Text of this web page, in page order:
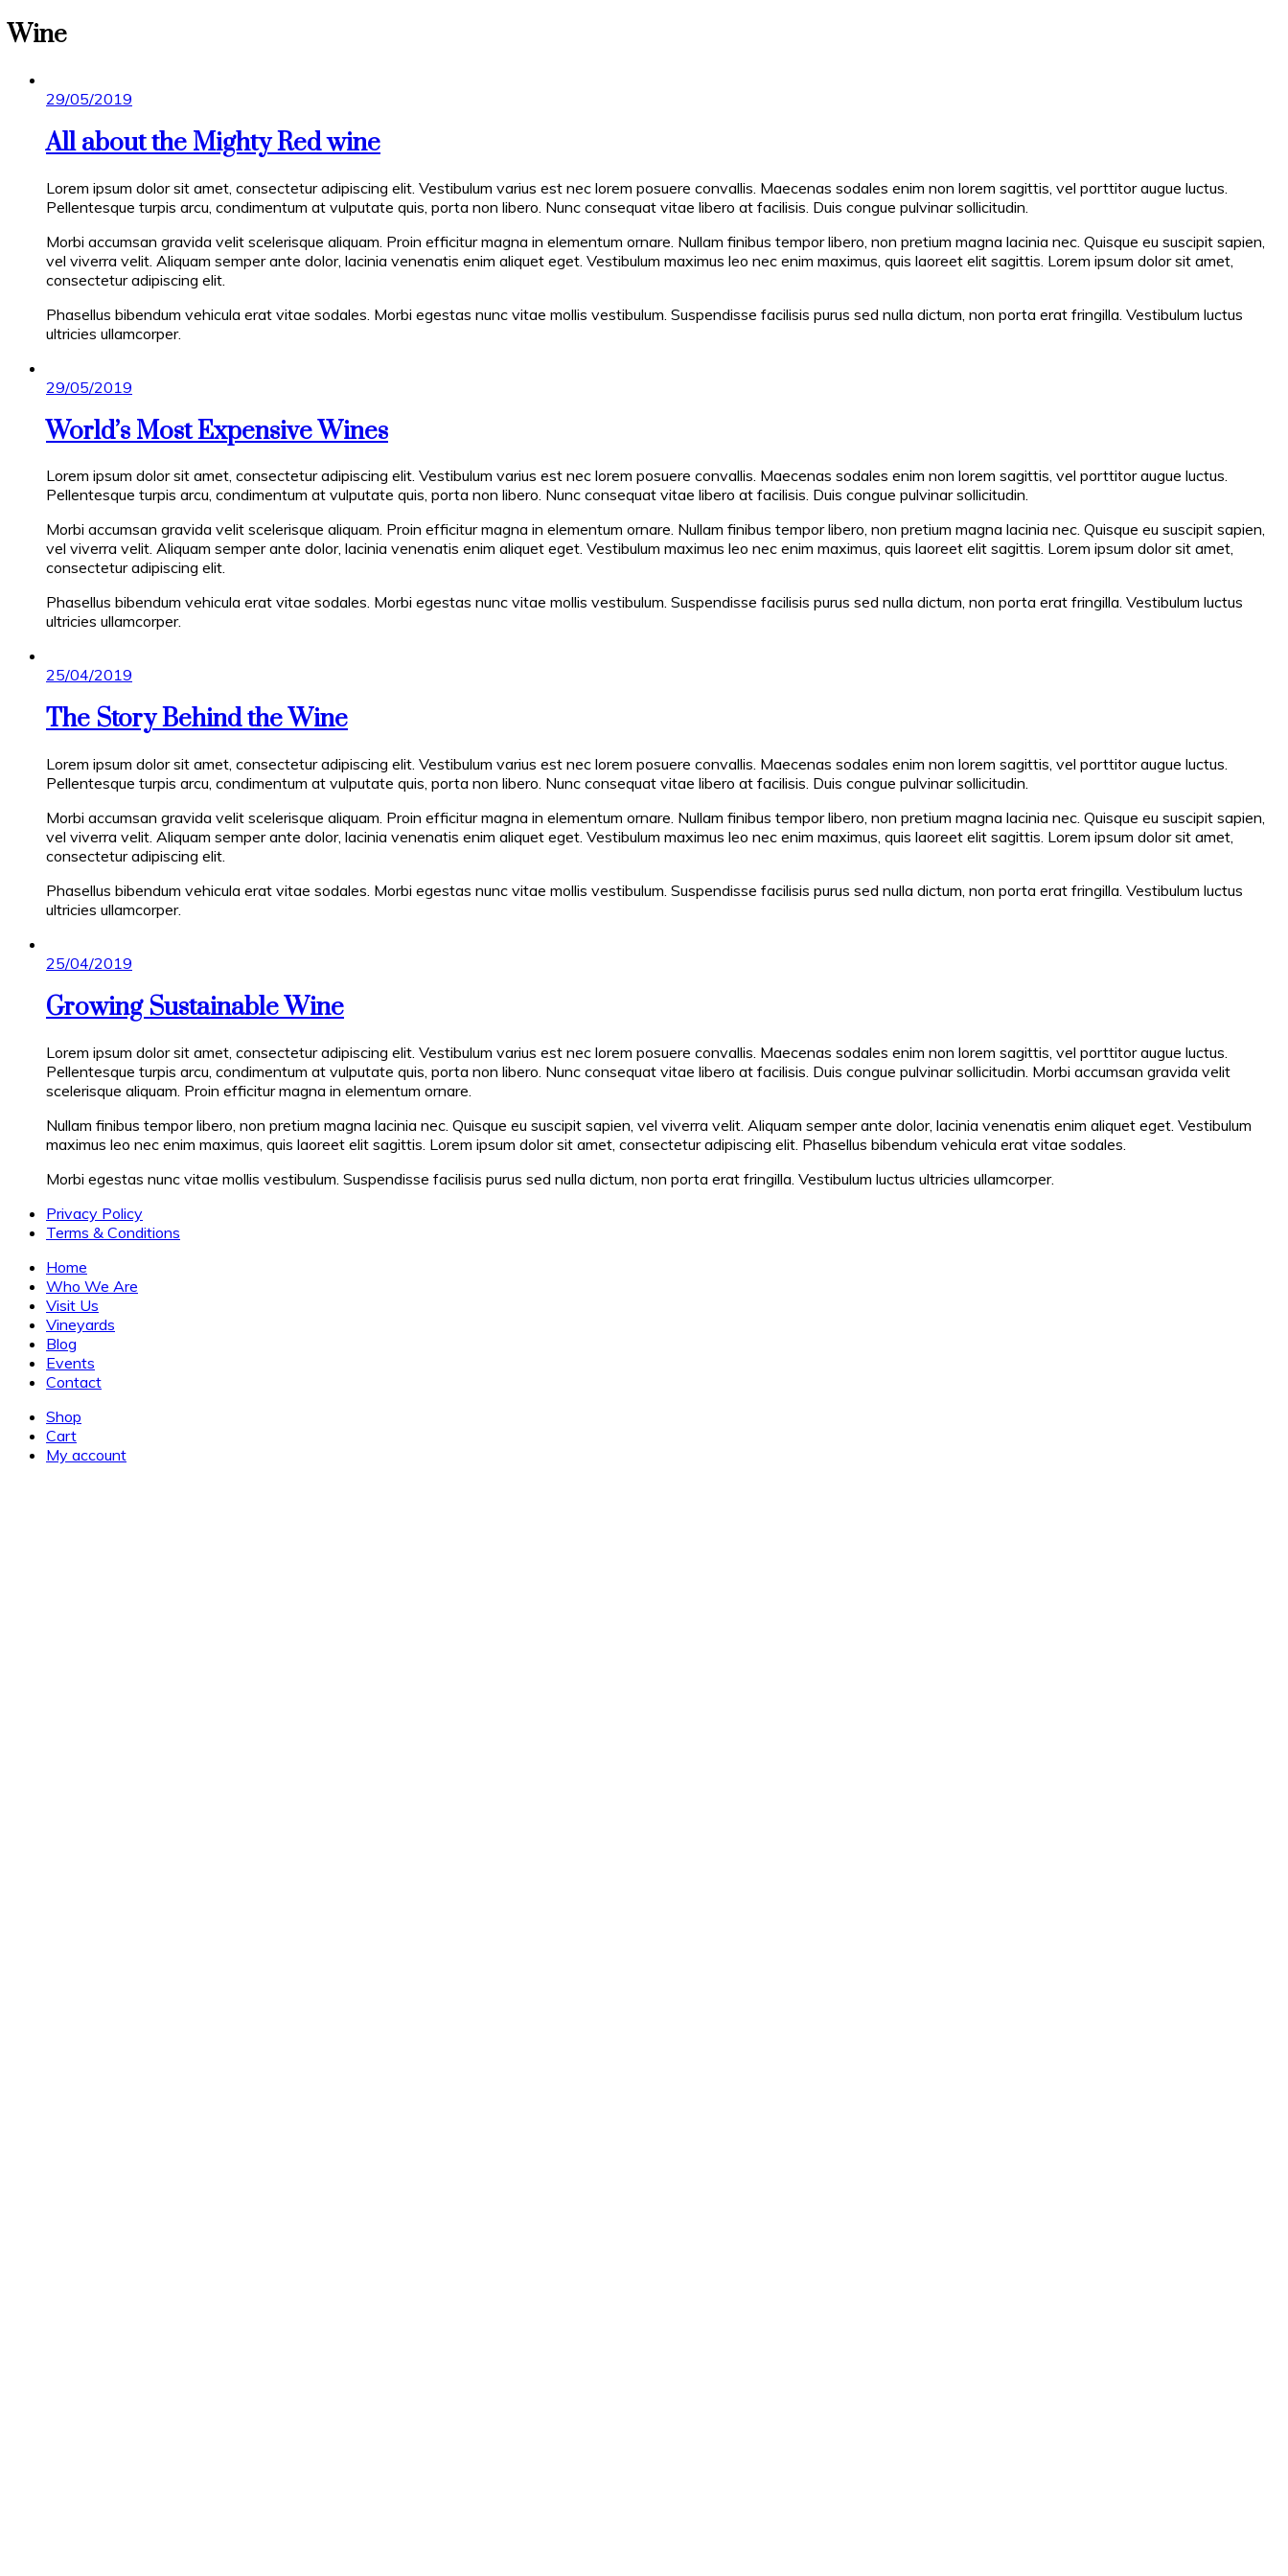
Wine
Posted
29/05/2019
All about the Mighty Red wine
Lorem ipsum dolor sit amet, consectetur adipiscing elit. Vestibulum varius est nec lorem posuere convallis. Maecenas sodales enim non lorem sagittis, vel porttitor augue luctus.
Pellentesque turpis arcu, condimentum at vulputate quis, porta non libero. Nunc consequat vitae libero at facilisis. Duis congue pulvinar sollicitudin.
Morbi accumsan gravida velit scelerisque aliquam. Proin efficitur magna in elementum ornare. Nullam finibus tempor libero, non pretium magna lacinia nec. Quisque eu suscipit sapien,
vel viverra velit. Aliquam semper ante dolor, lacinia venenatis enim aliquet eget. Vestibulum maximus leo nec enim maximus, quis laoreet elit sagittis. Lorem ipsum dolor sit amet,
consectetur adipiscing elit.
Phasellus bibendum vehicula erat vitae sodales. Morbi egestas nunc vitae mollis vestibulum. Suspendisse facilisis purus sed nulla dictum, non porta erat fringilla. Vestibulum luctus
ultricies ullamcorper.
Posted
29/05/2019
World’s Most Expensive Wines
Lorem ipsum dolor sit amet, consectetur adipiscing elit. Vestibulum varius est nec lorem posuere convallis. Maecenas sodales enim non lorem sagittis, vel porttitor augue luctus.
Pellentesque turpis arcu, condimentum at vulputate quis, porta non libero. Nunc consequat vitae libero at facilisis. Duis congue pulvinar sollicitudin.
Morbi accumsan gravida velit scelerisque aliquam. Proin efficitur magna in elementum ornare. Nullam finibus tempor libero, non pretium magna lacinia nec. Quisque eu suscipit sapien,
vel viverra velit. Aliquam semper ante dolor, lacinia venenatis enim aliquet eget. Vestibulum maximus leo nec enim maximus, quis laoreet elit sagittis. Lorem ipsum dolor sit amet,
consectetur adipiscing elit.
Phasellus bibendum vehicula erat vitae sodales. Morbi egestas nunc vitae mollis vestibulum. Suspendisse facilisis purus sed nulla dictum, non porta erat fringilla. Vestibulum luctus
ultricies ullamcorper.
Posted
25/04/2019
The Story Behind the Wine
Lorem ipsum dolor sit amet, consectetur adipiscing elit. Vestibulum varius est nec lorem posuere convallis. Maecenas sodales enim non lorem sagittis, vel porttitor augue luctus.
Pellentesque turpis arcu, condimentum at vulputate quis, porta non libero. Nunc consequat vitae libero at facilisis. Duis congue pulvinar sollicitudin.
Morbi accumsan gravida velit scelerisque aliquam. Proin efficitur magna in elementum ornare. Nullam finibus tempor libero, non pretium magna lacinia nec. Quisque eu suscipit sapien,
vel viverra velit. Aliquam semper ante dolor, lacinia venenatis enim aliquet eget. Vestibulum maximus leo nec enim maximus, quis laoreet elit sagittis. Lorem ipsum dolor sit amet,
consectetur adipiscing elit.
Phasellus bibendum vehicula erat vitae sodales. Morbi egestas nunc vitae mollis vestibulum. Suspendisse facilisis purus sed nulla dictum, non porta erat fringilla. Vestibulum luctus
ultricies ullamcorper.
Posted
25/04/2019
Growing Sustainable Wine
Lorem ipsum dolor sit amet, consectetur adipiscing elit. Vestibulum varius est nec lorem posuere convallis. Maecenas sodales enim non lorem sagittis, vel porttitor augue luctus.
Pellentesque turpis arcu, condimentum at vulputate quis, porta non libero. Nunc consequat vitae libero at facilisis. Duis congue pulvinar sollicitudin. Morbi accumsan gravida velit
scelerisque aliquam. Proin efficitur magna in elementum ornare.
Nullam finibus tempor libero, non pretium magna lacinia nec. Quisque eu suscipit sapien, vel viverra velit. Aliquam semper ante dolor, lacinia venenatis enim aliquet eget. Vestibulum
maximus leo nec enim maximus, quis laoreet elit sagittis. Lorem ipsum dolor sit amet, consectetur adipiscing elit. Phasellus bibendum vehicula erat vitae sodales.
Morbi egestas nunc vitae mollis vestibulum. Suspendisse facilisis purus sed nulla dictum, non porta erat fringilla. Vestibulum luctus ultricies ullamcorper.
Privacy Policy
Terms & Conditions
Home
Who We Are
Visit Us
Vineyards
Blog
Events
Contact
Shop
Cart
My account